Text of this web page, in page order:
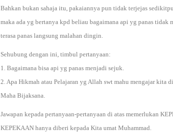
Bahkan bukan sahaja itu, pakaiannya pun tidak terjejas
maka ada yg bertanya kpd beliau bagaimana api yg panas
terasa panas langsung malahan dingin.
Sehubung dengan ini, timbul pertanyaan:
1. Bagaimana bisa api yg panas menjadi sejuk.
2. Apa Hikmah atau Pelajaran yg Allah swt mahu mengajar kita
Maha Bijaksana.
Jawapan kepada pertanyaan-pertanyaan di atas memerlukan
KEPEKAAN hanya diberi kepada Kita umat Muhammad.